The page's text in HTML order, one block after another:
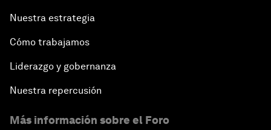
Nuestra estrategia
Cómo trabajamos
Liderazgo y gobernanza
Nuestra repercusión
Más información sobre el Foro